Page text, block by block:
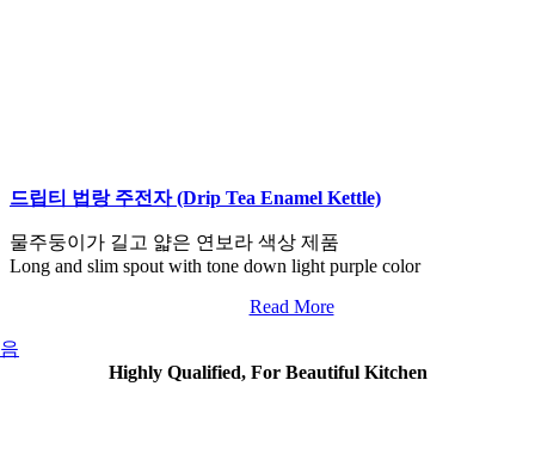
드립티 법랑 주전자 (Drip Tea Enamel Kettle)
물주둥이가 길고 얇은 연보라 색상 제품
Long and slim spout with tone down light purple color
Read More
Highly Qualified, For Beautiful Kitchen